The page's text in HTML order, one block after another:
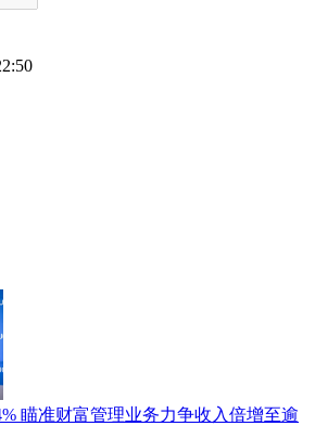
瞄准财富管理业务力争收入倍增至逾